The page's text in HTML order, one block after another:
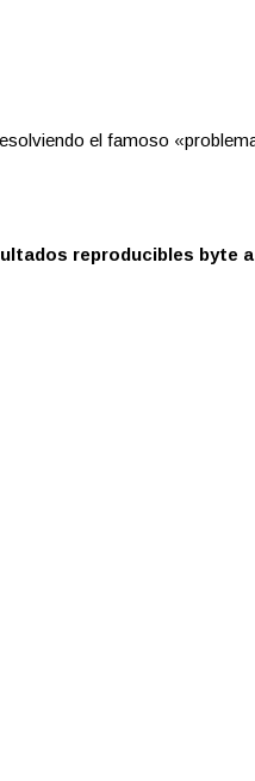
el famoso
reproducibles byte